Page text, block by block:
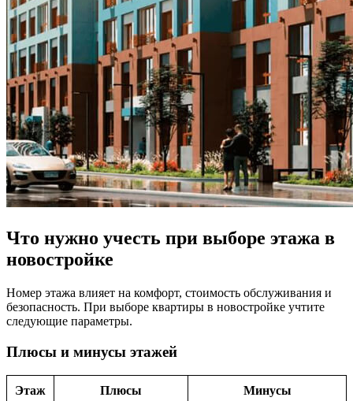
Что нужно учесть при выборе этажа в
новостройке
Номер этажа влияет на комфорт, стоимость обслуживания и
безопасность. При выборе квартиры в новостройке учтите
следующие параметры.
Плюсы и минусы этажей
Этаж Плюсы Минусы